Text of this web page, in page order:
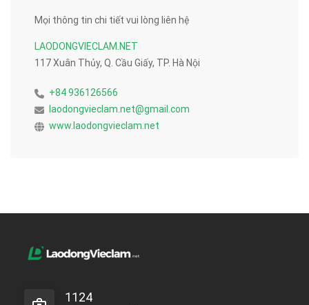
Mọi thông tin chi tiết vui lòng liên hệ
LAODONGVIECLAM.NET
117 Xuân Thủy, Q. Cầu Giấy, TP. Hà Nội
+84 936126566
laodongvieclam.net@gmail.com
www.laodongvieclam.net
1124